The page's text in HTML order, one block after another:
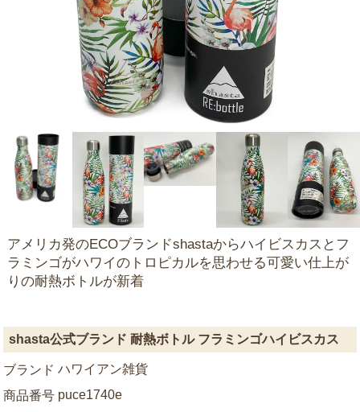
アメリカ発のECOブランドshastaからハイビスカスとフ
ラミンゴがハワイのトロピカルを思わせる可愛い仕上が
りの耐熱ボトルが新着
shasta公式ブランド 耐熱ボトル フラミンゴハイビスカス
ブランドハワイアン雑貨
商品番号 puce1740e